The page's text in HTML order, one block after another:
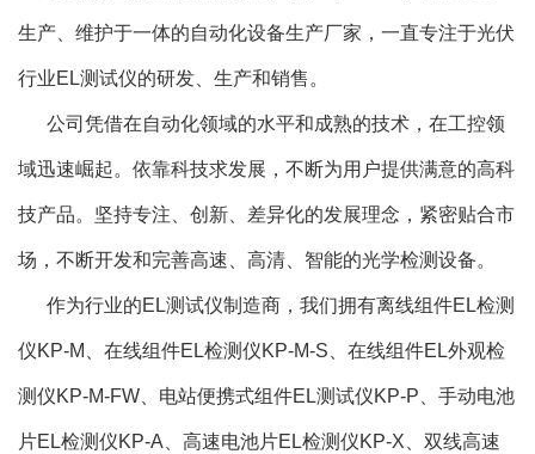
生产、维护于一体的自动化设备生产厂家，一直专注于光伏
行业EL测试仪的研发、生产和销售。
公司凭借在自动化领域的水平和成熟的技术，在工控领
域迅速崛起。依靠科技求发展，不断为用户提供满意的高科
技产品。坚持专注、创新、差异化的发展理念，紧密贴合市
场，不断开发和完善高速、高清、智能的光学检测设备。
作为行业的EL测试仪制造商，我们拥有离线组件EL检测
仪KP-M、在线组件EL检测仪KP-M-S、在线组件EL外观检
测仪KP-M-FW、电站便携式组件EL测试仪KP-P、手动电池
片EL检测仪KP-A、高速电池片EL检测仪KP-X、双线高速